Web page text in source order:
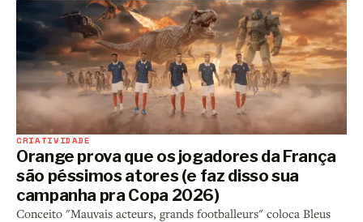
CRIATIVIDADE
Orange prova que os jogadores da França
são péssimos atores (e faz disso sua
campanha pra Copa 2026)
Conceito "Mauvais acteurs, grands footballeurs" coloca Bleus